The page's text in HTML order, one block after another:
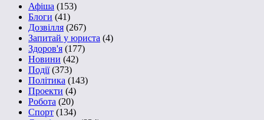
Афіша (153)
Блоги (41)
Дозвілля (267)
Запитай у юриста (4)
Здоров'я (177)
Новини (42)
Події(373)
Політика (143)
Проекти (4)
Робота (20)
Спорт (134)